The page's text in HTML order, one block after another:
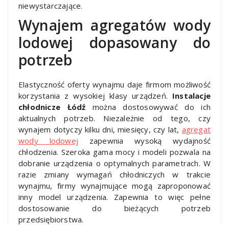
niewystarczające.
Wynajem agregatów wody
lodowej dopasowany do
potrzeb
Elastyczność oferty wynajmu daje firmom możliwość
korzystania z wysokiej klasy urządzeń. Instalacje
chłodnicze Łódź można dostosowywać do ich
aktualnych potrzeb. Niezależnie od tego, czy
wynajem dotyczy kilku dni, miesięcy, czy lat, agregat
wody lodowej zapewnia wysoką wydajność
chłodzenia. Szeroka gama mocy i modeli pozwala na
dobranie urządzenia o optymalnych parametrach. W
razie zmiany wymagań chłodniczych w trakcie
wynajmu, firmy wynajmujące mogą zaproponować
inny model urządzenia. Zapewnia to więc pełne
dostosowanie do bieżących potrzeb
przedsiębiorstwa.